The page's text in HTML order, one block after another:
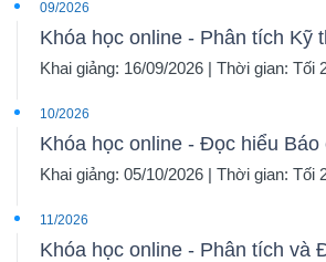
09/2026
Khóa học online - Phân tích Kỹ
Khai giảng: 16/09/2026 | Thời gian: Tối
10/2026
Khóa học online - Đọc hiểu Báo
Khai giảng: 05/10/2026 | Thời gian: Tối
11/2026
Khóa học online - Phân tích và